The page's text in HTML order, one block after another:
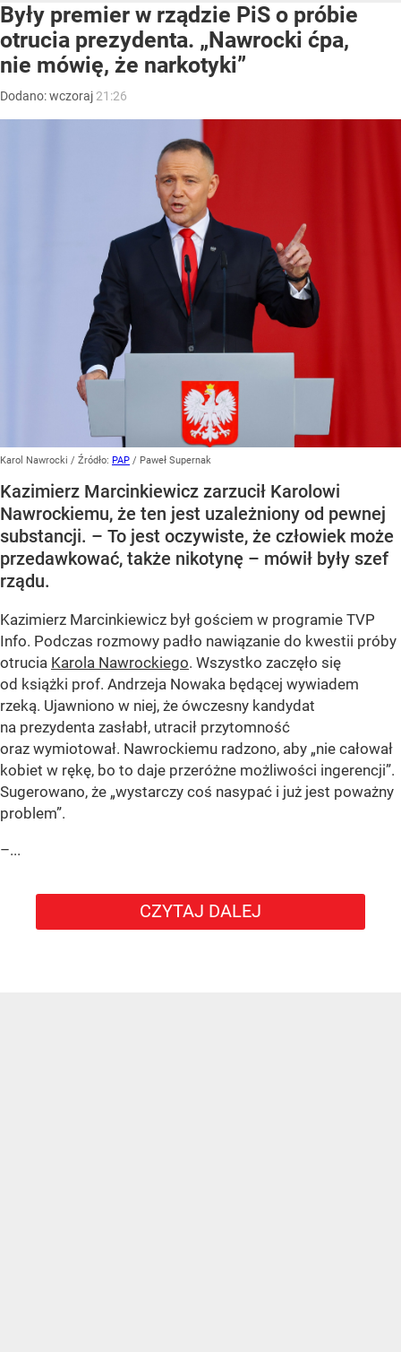
Były premier w rządzie PiS o próbie
otrucia prezydenta. „Nawrocki ćpa,
nie mówię, że narkotyki”
Dodano:wczoraj 21:26
Karol Nawrocki / Źródło: PAP / Paweł Supernak
Kazimierz Marcinkiewicz zarzucił Karolowi
Nawrockiemu, że ten jest uzależniony od pewnej
substancji. – To jest oczywiste, że człowiek może
przedawkować, także nikotynę – mówił były szef
rządu.
Kazimierz Marcinkiewicz był gościem w programie TVP
Info. Podczas rozmowy padło nawiązanie do kwestii próby
otrucia Karola Nawrockiego. Wszystko zaczęło się
od książki prof. Andrzeja Nowaka będącej wywiadem
rzeką. Ujawniono w niej, że ówczesny kandydat
na prezydenta zasłabł, utracił przytomność
oraz wymiotował. Nawrockiemu radzono, aby „nie całował
kobiet w rękę, bo to daje przeróżne możliwości ingerencji”.
Sugerowano, że „wystarczy coś nasypać i już jest poważny
problem”.
–...
CZYTAJ DALEJ